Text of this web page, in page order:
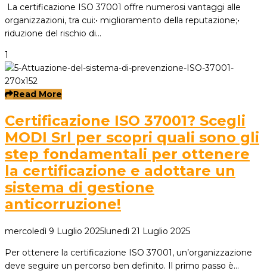
La certificazione ISO 37001 offre numerosi vantaggi alle
organizzazioni, tra cui:• miglioramento della reputazione;•
riduzione del rischio di…
1
Read More
Certificazione ISO 37001? Scegli
MODI Srl per scopri quali sono gli
step fondamentali per ottenere
la certificazione e adottare un
sistema di gestione
anticorruzione!
mercoledì 9 Luglio 2025lunedì 21 Luglio 2025
Per ottenere la certificazione ISO 37001, un’organizzazione
deve seguire un percorso ben definito. Il primo passo è…